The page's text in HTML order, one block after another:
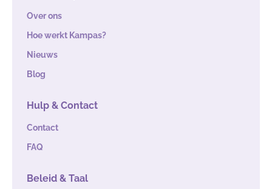
Over ons
Hoe werkt Kampas?
Nieuws
Blog
Hulp & Contact
Contact
FAQ
Beleid & Taal